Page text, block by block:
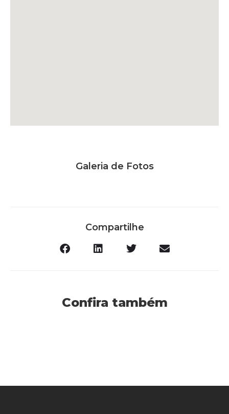
Galeria de Fotos
Compartilhe
Confira também